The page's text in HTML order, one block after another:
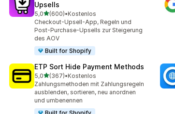
Upsells
5,0von 5 Sternen
(600)
600 Rezensionen insgesamt
•Kostenlos
Checkout-Upsell-App, Regeln und
Post-Purchase-Upsells zur Steigerung
des AOV
Built for Shopify
ETP Sort Hide Payment Methods
5,0von 5 Sternen
(367)
367 Rezensionen insgesamt
•Kostenlos
Zahlungsmethoden mit Zahlungsregeln
ausblenden, sortieren, neu anordnen
und umbenennen